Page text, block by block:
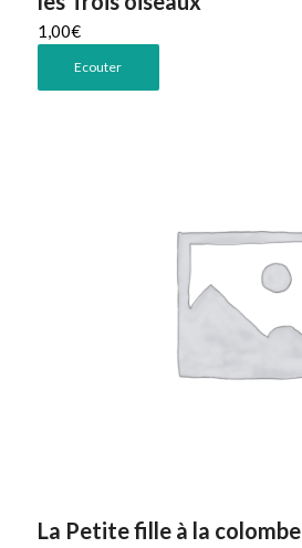
1,00€
Ecouter
La Petite fille à la colombe